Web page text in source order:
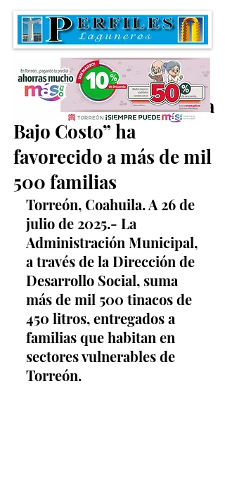
Programa de “Tinacos a
Bajo Costo” ha
favorecido a más de mil
500 familias
Torreón, Coahuila. A 26 de
julio de 2025.- La
Administración Municipal,
a través de la Dirección de
Desarrollo Social, suma
más de mil 500 tinacos de
450 litros, entregados a
familias que habitan en
sectores vulnerables de
Torreón.